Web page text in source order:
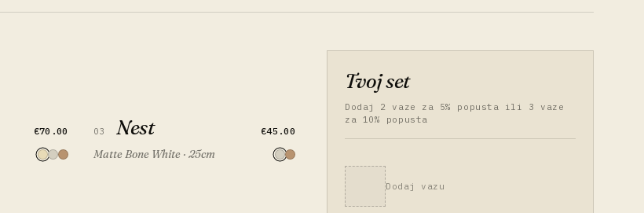
€70.00 03 Nest €45.00
Matte Bone White · 25cm
Tvoj set
Dodaj 2 vaze za 5% popusta ili 3 vaze
za 10% popusta
Dodaj vazu